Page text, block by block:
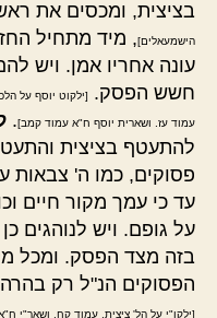
בציצית, ומכסים את
הישמעאלים], מיד מתחיל
עונה אחריו אמן. ויש
חשש הפסק.
[ילקוט יוסף על
עמוד עז. ושארית יוסף ח"א עמוד קמב].
להתעטף בציצית
פסוקים, כמו ה' צבאות
עד כי עמך מקור חיים
על גופם. ויש לנוהגים
בזה מצד הפסק. ומכל
הפסוקים הנ"ל רק
[ילקו"י על הל' ציצית, עמוד קח. ושאר"י